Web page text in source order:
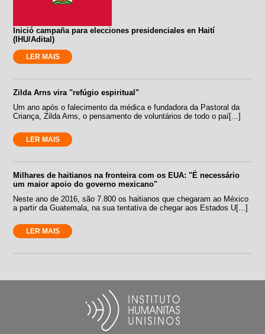
Inició campaña para elecciones presidenciales en Haití
(IHU/Adital)
LER MAIS
Zilda Arns vira "refúgio espiritual"
Um ano após o falecimento da médica e fundadora da Pastoral da
Criança, Zilda Arns, o pensamento de voluntários de todo o paí[...]
LER MAIS
Milhares de haitianos na fronteira com os EUA: "É necessário
um maior apoio do governo mexicano"
Neste ano de 2016, são 7.800 os haitianos que chegaram ao México
a partir da Guatemala, na sua tentativa de chegar aos Estados U[...]
LER MAIS